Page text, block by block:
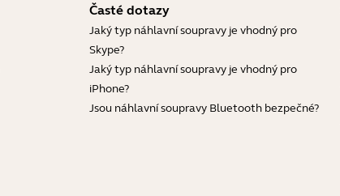
Časté dotazy
Jaký typ náhlavní soupravy je vhodný pro
Skype?
Jaký typ náhlavní soupravy je vhodný pro
iPhone?
Jsou náhlavní soupravy Bluetooth bezpečné?